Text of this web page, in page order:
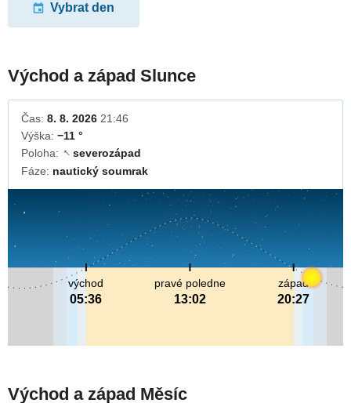
Vybrat den
Východ a západ Slunce
Čas: 8. 8. 2026 21:46
Výška: −11 °
Poloha: ↓severozápad
Fáze: nautický soumrak
pravé poledne
13:02
východ
05:36
západ
20:27
Východ a západ Měsíc